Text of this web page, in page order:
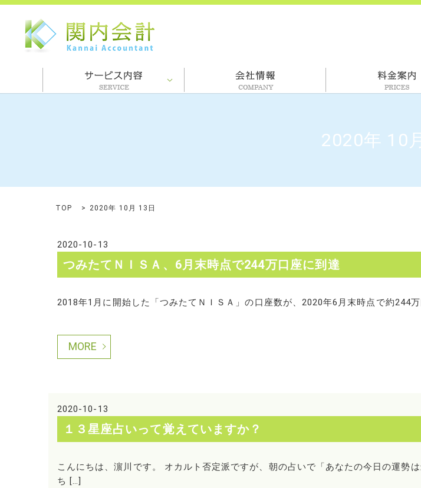
2020年 10
TOP 2020年 10月 13日
2020-10-13
つみたてＮＩＳＡ、6月末時点で244万口座に到達
2018年1月に開始した「つみたてＮＩＳＡ」の口座数が、2020年6月末時点で約244
MORE
2020-10-13
１３星座占いって覚えていますか？
こんにちは、濵川です。 オカルト否定派ですが、朝の占いで「あなたの今日の運勢
ち […]